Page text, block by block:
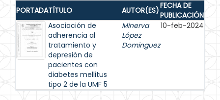
PORTADATÍTULO AUTOR(ES)FECHA DE
PUBLICACIÓN
Asociación de
adherencia al
tratamiento y
depresión de
pacientes con
diabetes mellitus
tipo 2 de la UMF 5
Minerva
López
Dominguez
10-feb-2024